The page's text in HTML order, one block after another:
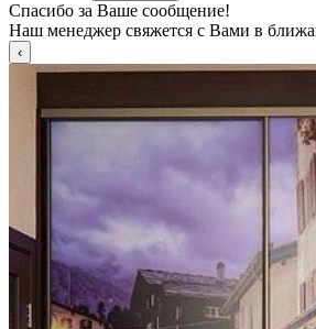
Спасибо за Ваше сообщение!
Наш менеджер свяжется с Вами в